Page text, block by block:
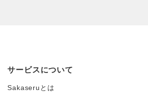
サービスについて
Sakaseruとは